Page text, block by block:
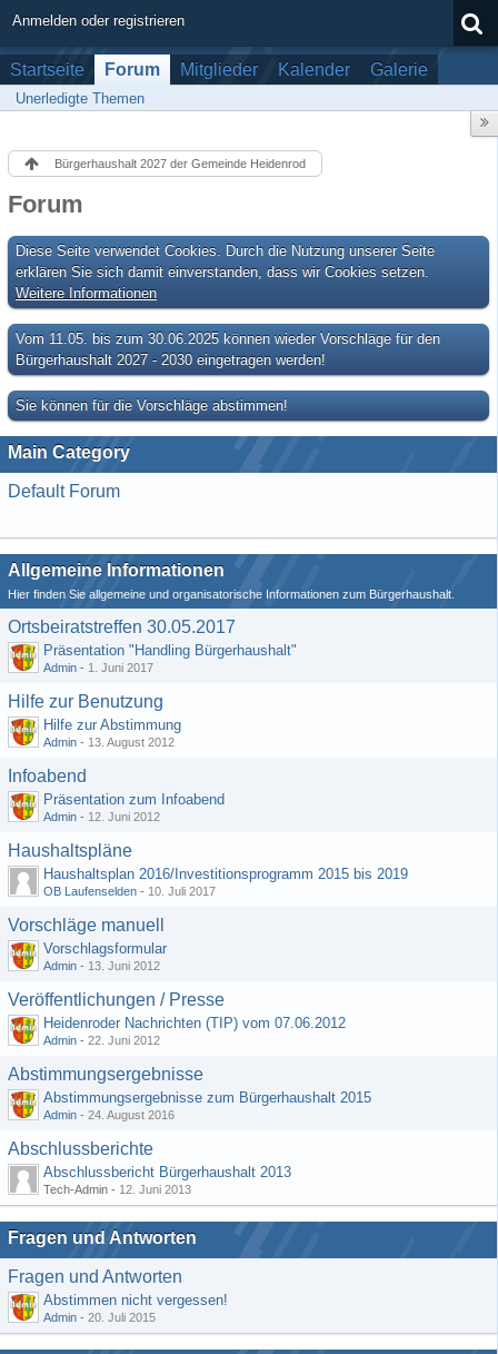
Anmelden oder registrieren
Startseite Forum Mitglieder Kalender Galerie
Unerledigte Themen
Bürgerhaushalt 2027 der Gemeinde Heidenrod
Forum
Diese Seite verwendet Cookies. Durch die Nutzung unserer Seite
erklären Sie sich damit einverstanden, dass wir Cookies setzen.
Weitere Informationen
Vom 11.05. bis zum 30.06.2025 können wieder Vorschläge für den
Bürgerhaushalt 2027 - 2030 eingetragen werden!
Sie können für die Vorschläge abstimmen!
Main Category
Default Forum
Allgemeine Informationen
Hier finden Sie allgemeine und organisatorische Informationen zum Bürgerhaushalt.
Ortsbeiratstreffen 30.05.2017
Präsentation "Handling Bürgerhaushalt"
Admin - 1. Juni 2017
Hilfe zur Benutzung
Hilfe zur Abstimmung
Admin - 13. August 2012
Infoabend
Präsentation zum Infoabend
Admin - 12. Juni 2012
Haushaltspläne
Haushaltsplan 2016/Investitionsprogramm 2015 bis 2019
OB Laufenselden - 10. Juli 2017
Vorschläge manuell
Vorschlagsformular
Admin - 13. Juni 2012
Veröffentlichungen / Presse
Heidenroder Nachrichten (TIP) vom 07.06.2012
Admin - 22. Juni 2012
Abstimmungsergebnisse
Abstimmungsergebnisse zum Bürgerhaushalt 2015
Admin - 24. August 2016
Abschlussberichte
Abschlussbericht Bürgerhaushalt 2013
Tech-Admin - 12. Juni 2013
Fragen und Antworten
Fragen und Antworten
Abstimmen nicht vergessen!
Admin - 20. Juli 2015